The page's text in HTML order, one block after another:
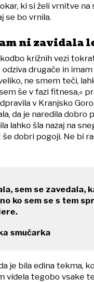
ki si želi vrnitve
se bo vrnila.
ni zavidala
križnih vezi
drugače in
ne smem teči,
še v fazi fitnesa,«
v Kranjsko
da je naredila dobro
lahko šla nazaj na
dobri pogoji. Ne bi
sem se zavedala,
ko sem se s tem
smučarka
je bila edina tekma,
videla tegobo vsake